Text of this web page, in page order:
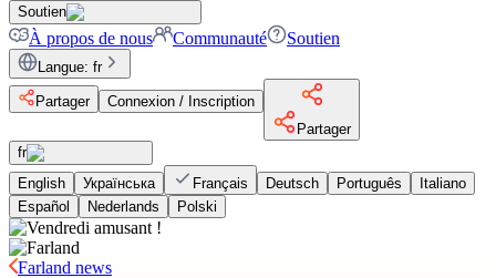
Soutien
À propos de nous Communauté Soutien
Langue: fr
Partager
Connexion / Inscription
Partager
fr
English
Українська Français Deutsch Português
Italiano
Español
Nederlands Polski
Farland news